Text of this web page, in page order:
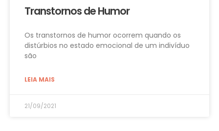
Transtornos de Humor
Os transtornos de humor ocorrem quando os
distúrbios no estado emocional de um indivíduo
são
LEIA MAIS
21/09/2021